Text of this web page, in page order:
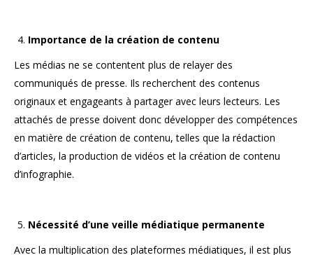
Importance de la création de contenu
Les médias ne se contentent plus de relayer des
communiqués de presse. Ils recherchent des contenus
originaux et engageants à partager avec leurs lecteurs. Les
attachés de presse doivent donc développer des compétences
en matière de création de contenu, telles que la rédaction
d’articles, la production de vidéos et la création de contenu
d’infographie.
Nécessité d’une veille médiatique permanente
Avec la multiplication des plateformes médiatiques, il est plus